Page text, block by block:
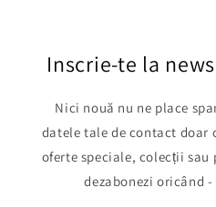
Inscrie-te la
Nici nouă nu ne place
datele tale de contact doar
oferte speciale, colecții sau
dezabonezi oricând